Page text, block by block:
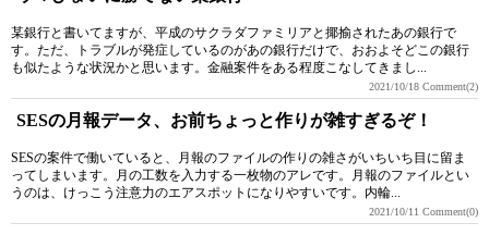
某銀行と書いてますが、平成のサクラダファミリアと揶揄されたあの銀行で
す。ただ、トラブルが発症しているのがあの銀行だけで、おおよそどこの銀行
も似たような状況かと思います。金融案件をある程度こなしてきまし...
2021/10/18 Comment(2)
SESの月報データ、お前ちょっと作りが雑すぎるぞ！
SESの案件で働いていると、月報のファイルの作りの雑さがいちいち目に留ま
ってしまいます。月の工数を入力する一枚物のアレです。月報のファイルとい
うのは、けっこう注意力のエアスポットになりやすいです。内輪...
2021/10/11 Comment(0)